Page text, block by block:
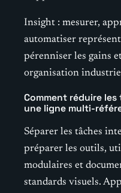
Insight : mesurer,
automatiser
pérenniser les gains
organisation
Comment réduire
une ligne multi-
Séparer les tâches
préparer les outils,
modulaires et
standards visuels.